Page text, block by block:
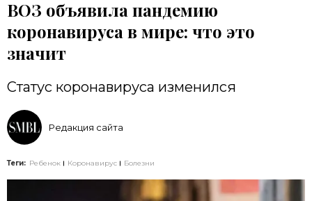
ВОЗ объявила пандемию
коронавируса в мире: что это
значит
Статус коронавируса изменился
Редакция сайта
Теги: Ребенок Коронавирус Болезни